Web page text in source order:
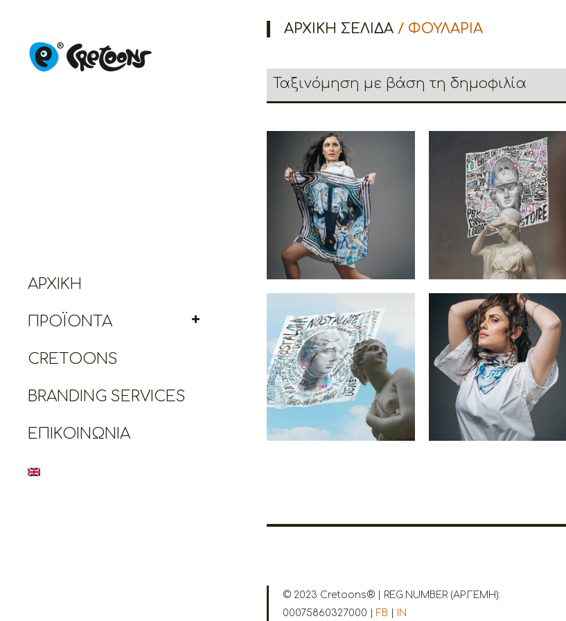
ΑΡΧΙΚΉ
ΠΡΟΪΌΝΤΑ
CRETOONS
BRANDING SERVICES
ΕΠΙΚΟΙΝΩΝΊΑ
ΑΡΧΙΚΉ ΣΕΛΊΔΑ / ΦΟΥΛΑΡΙΑ
Cretoons Four Horses
Of Tethrippon Scarf –
Heritage Collection
€22.00
–
€29.90
Price
range:
€22.00
through
Cretoons Scarf Athena
€29.90
Cretoons Scarf Hygeia
€29.90
Cretoons Caryatid Scarf
– Heritage Collection
€29.90
© 2023 Cretoons® | REG.NUMBER (ΑΡ.ΓΕΜΗ):
00075860327000 | FB IN